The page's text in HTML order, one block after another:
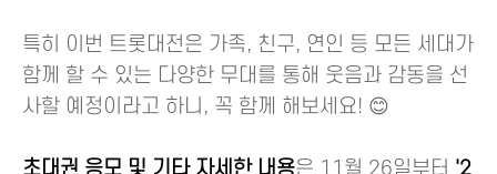
특히 이번 트롯대전은 가족, 친구, 연인 등 모든 세대가
함께 할 수 있는 다양한 무대를 통해 웃음과 감동을 선
사할 예정이라고 하니, 꼭 함께 해보세요! 😊
초대권 응모 및 기타 자세한 내용은 11월 26일부터 '2